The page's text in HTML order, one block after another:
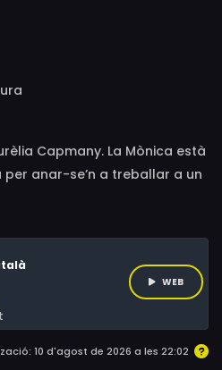
Capmany. La Mònica està
anar-se’n a treballar a un
parella durant els últims
de tant en tant, prova de
per tal de tornar-ho a
ells, vivències i records
saben que, en cas que ella es
les desavinences.
que trobi un taxi.
WEB
10 d'agost de 2026 a les 22:02